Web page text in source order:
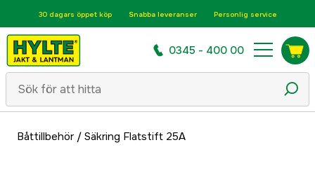
30 dagars öppet köp Snabba leveranser Personlig service
0345 - 400 00
Båttillbehör/ Säkring Flatstift 25A